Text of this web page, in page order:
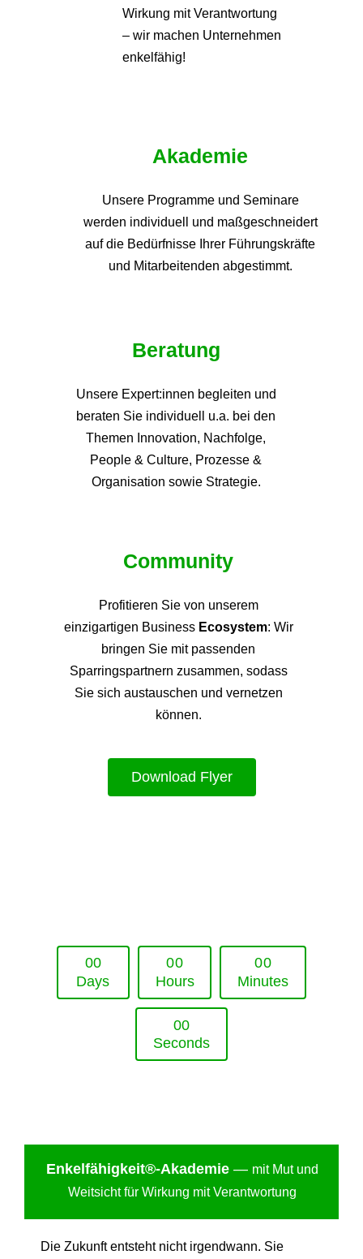
Wirkung mit Verantwortung
– wir machen Unternehmen
enkelfähig!
Akademie
Unsere Programme und Seminare
werden individuell und maßgeschneidert
auf die Bedürfnisse Ihrer Führungskräfte
und Mitarbeitenden abgestimmt.
Beratung
Unsere Expert:innen begleiten und
beraten Sie individuell u.a. bei den
Themen Innovation, Nachfolge,
People & Culture, Prozesse &
Organisation sowie Strategie.
Community
Profitieren Sie von unserem
einzigartigen Business Ecosystem: Wir
bringen Sie mit passenden
Sparringspartnern zusammen, sodass
Sie sich austauschen und vernetzen
können.
Download Flyer
00
Days
00
Hours
00
Minutes
00
Seconds
Enkelfähigkeit®-Akademie — mit Mut und
Weitsicht für Wirkung mit Verantwortung
Die Zukunft entsteht nicht irgendwann. Sie